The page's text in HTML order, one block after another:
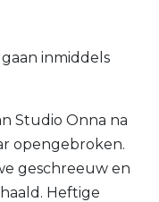
inmiddels
Studio Onna na
opengebroken.
geschreeuw en
Heftige